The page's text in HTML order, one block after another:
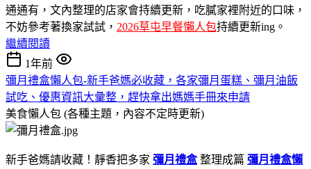
通通有，文內整理的店家會持續更新，吃膩家裡附近的口味，
不妨參考著換家試試， 2026草屯早餐懶人包持續更新ing。
繼續閱讀
1年前
彌月禮盒懶人包-新手爸媽必收藏，各家彌月蛋糕、彌月油飯
試吃、優惠資訊大彙整，趕快拿出媽媽手冊來申請
美食懶人包 (各種主題，內容不定時更新)
新手爸媽請收藏！靜香把多家 彌月禮盒 整理成篇 彌月禮盒懶